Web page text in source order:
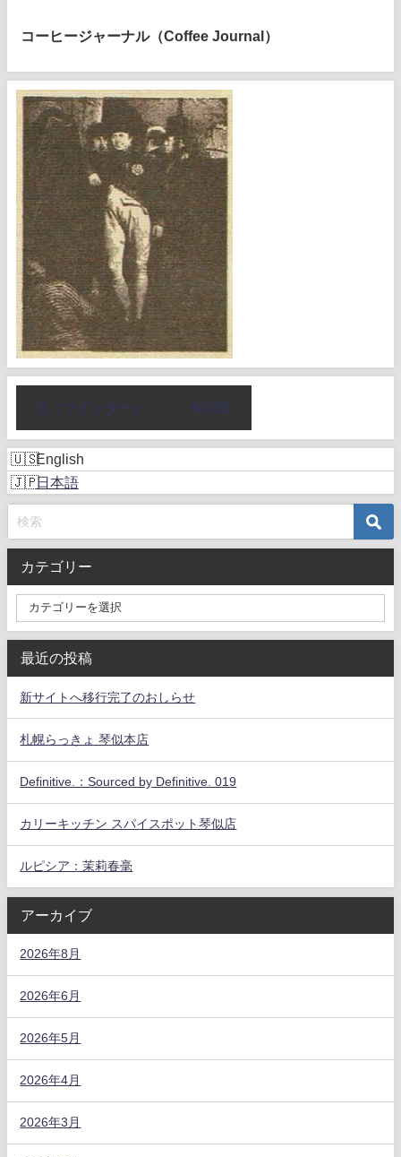
コーヒージャーナル（Coffee Journal）
X（ツイッター） NOTE
English
日本語
カテゴリー
最近の投稿
新サイトへ移行完了のおしらせ
札幌らっきょ 琴似本店
Definitive.：Sourced by Definitive. 019
カリーキッチン スパイスポット琴似店
ルピシア：茉莉春毫
アーカイブ
2026年8月
2026年6月
2026年5月
2026年4月
2026年3月